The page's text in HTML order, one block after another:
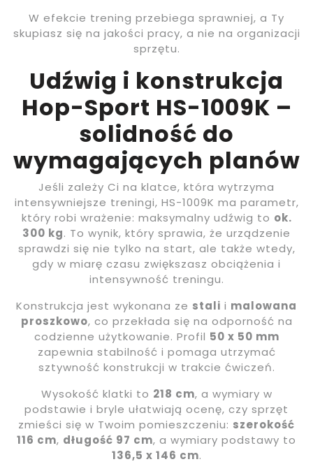
W efekcie trening przebiega sprawniej, a Ty
skupiasz się na jakości pracy, a nie na organizacji
sprzętu.
Udźwig i konstrukcja
Hop-Sport HS-1009K –
solidność do
wymagających planów
Jeśli zależy Ci na klatce, która wytrzyma
intensywniejsze treningi, HS-1009K ma parametr,
który robi wrażenie: maksymalny udźwig to ok.
300 kg. To wynik, który sprawia, że urządzenie
sprawdzi się nie tylko na start, ale także wtedy,
gdy w miarę czasu zwiększasz obciążenia i
intensywność treningu.
Konstrukcja jest wykonana ze stali i malowana
proszkowo, co przekłada się na odporność na
codzienne użytkowanie. Profil 50 x 50 mm
zapewnia stabilność i pomaga utrzymać
sztywność konstrukcji w trakcie ćwiczeń.
Wysokość klatki to 218 cm, a wymiary w
podstawie i bryle ułatwiają ocenę, czy sprzęt
zmieści się w Twoim pomieszczeniu: szerokość
116 cm, długość 97 cm, a wymiary podstawy to
136,5 x 146 cm.